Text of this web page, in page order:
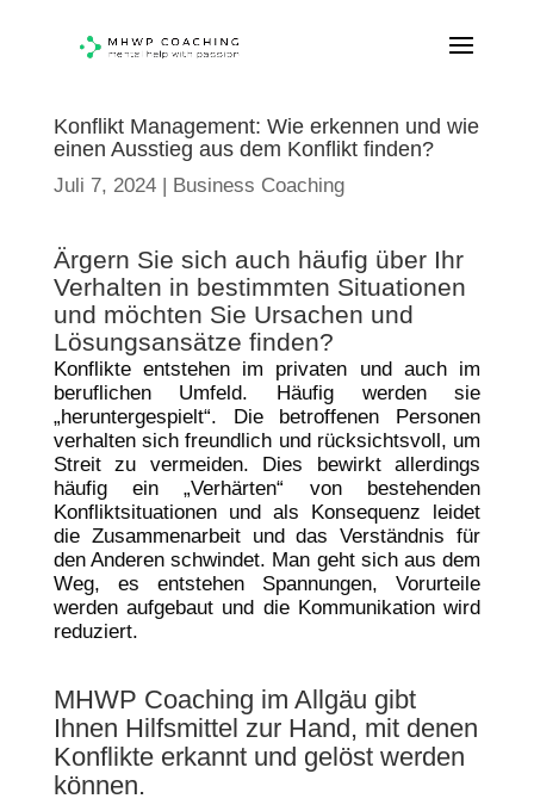
Konflikt Management: Wie erkennen und wie
einen Ausstieg aus dem Konflikt finden?
Juli 7, 2024| Business Coaching
Ärgern Sie sich auch häufig über Ihr
Verhalten in bestimmten Situationen
und möchten Sie Ursachen und
Lösungsansätze finden?
Konflikte entstehen im privaten und auch im
beruflichen Umfeld. Häufig werden sie
„heruntergespielt“. Die betroffenen Personen
verhalten sich freundlich und rücksichtsvoll, um
Streit zu vermeiden. Dies bewirkt allerdings
häufig ein „Verhärten“ von bestehenden
Konfliktsituationen und als Konsequenz leidet
die Zusammenarbeit und das Verständnis für
den Anderen schwindet. Man geht sich aus dem
Weg, es entstehen Spannungen, Vorurteile
werden aufgebaut und die Kommunikation wird
reduziert.
MHWP Coaching im Allgäu gibt
Ihnen Hilfsmittel zur Hand, mit denen
Konflikte erkannt und gelöst werden
können.